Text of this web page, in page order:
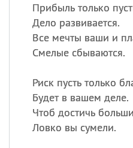
Прибыль только
Дело развивается.
Все мечты ваши и
Смелые сбываются.
Риск пусть только
Будет в вашем деле.
Чтоб достичь
Ловко вы сумели.